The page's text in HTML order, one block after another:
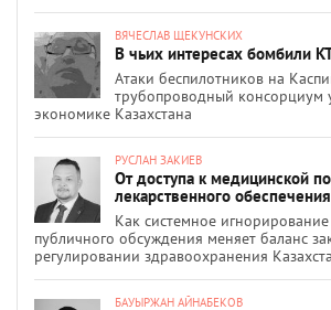
ВЯЧЕСЛАВ ЩЕКУНСКИХ
В чьих интересах бомбили
Атаки беспилотников на
трубопроводный консорциум
экономике Казахстана
РУСЛАН ЗАКИЕВ
От доступа к медицинской
лекарственного обеспечения
Как системное
публичного обсуждения меняет баланс
регулировании здравоохранения
БАУЫРЖАН АЙНАБЕКОВ